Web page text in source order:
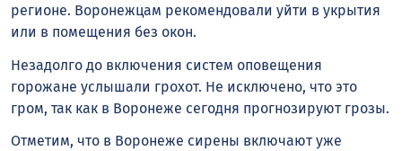
регионе. Воронежцам рекомендовали уйти в укрытия
или в помещения без окон.
Незадолго до включения систем оповещения
горожане услышали грохот. Не исключено, что это
гром, так как в Воронеже сегодня прогнозируют грозы.
Отметим, что в Воронеже сирены включают уже